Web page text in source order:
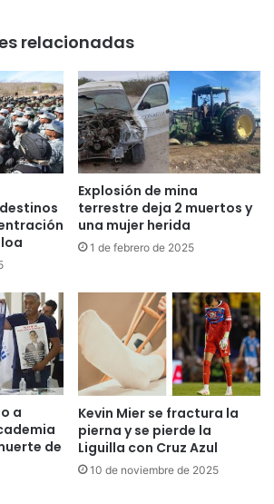
relacionadas
Explosión de mina
terrestre deja 2 muertos y
una mujer herida
1 de febrero de 2025
a
de
Kevin Mier se fractura la
pierna y se pierde la
Liguilla con Cruz Azul
10 de noviembre de 2025